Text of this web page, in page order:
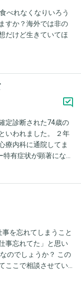
今参っています。検
が怖くもあります。
べれなくなりいろう
すか？海外では非の
だけど生きていてほ
定診断された74歳の
いわれました。 ２年
療内科に通院してま
有症状が顕著になっ
れるまでかなりの期
か、せん妄という
た瞬間から「眠た
たがります。オムツ
のように思います。
脳細胞がダメージを
暮らしで、歩行時の
可欠になったので、
を忘れてしまうこと
事忘れてた」と思い
ここで相談させてい